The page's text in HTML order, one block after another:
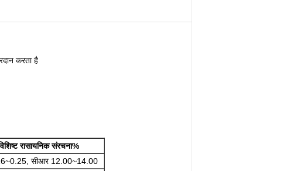
करता है
रासायनिक संरचना%
सीआर 12.00~14.00